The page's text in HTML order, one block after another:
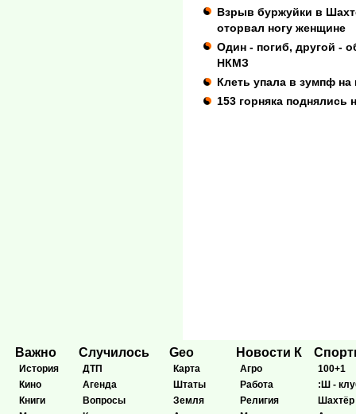
Взрыв буржуйки в
оторвал ногу женщине
Один - погиб, другой -
НКМЗ
Клеть упала в зумпф на
153 горняка поднялись
Важно
История
Кино
Книги
Случилось
ДТП
Агенда
Вопросы
Geo
Карта
Штаты
Земля
Новости К
Агро
Работа
Религия
100+1
:Ш -
Шахтёр